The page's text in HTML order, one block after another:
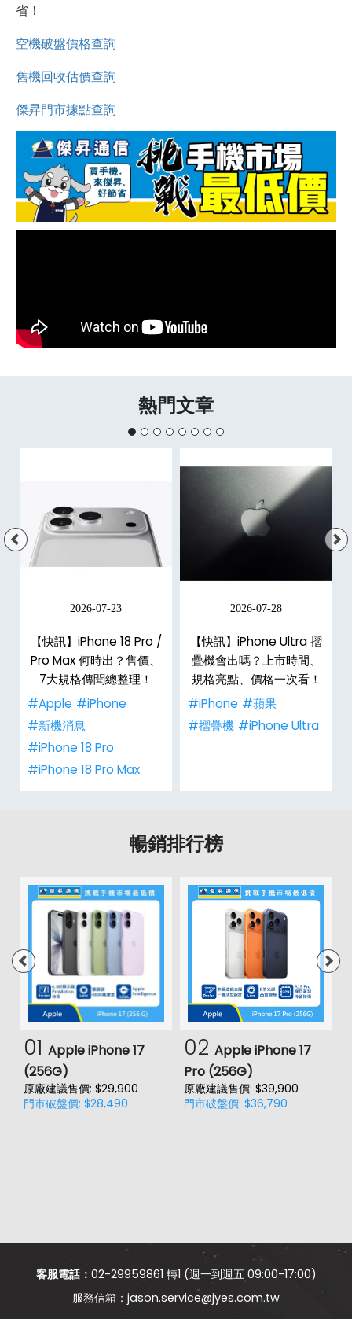
省！
空機破盤價格查詢
舊機回收估價查詢
傑昇門市據點查詢
熱門文章
2026-07-23
【快訊】iPhone 18 Pro /
Pro Max 何時出？售價、
7大規格傳聞總整理！
#Apple #iPhone
#新機消息
#iPhone 18 Pro
#iPhone 18 Pro Max
2026-07-28
【快訊】iPhone Ultra 摺
疊機會出嗎？上市時間、
規格亮點、價格一次看！
#iPhone #蘋果
#摺疊機 #iPhone Ultra
暢銷排行榜
01 Apple iPhone 17
(256G)
原廠建議售價: $29,900
門市破盤價: $28,490
02 Apple iPhone 17
Pro (256G)
原廠建議售價: $39,900
門市破盤價: $36,790
客服電話： 02-29959861 轉1 (週一到週五 09:00-17:00)
jason.service@jyes.com.tw